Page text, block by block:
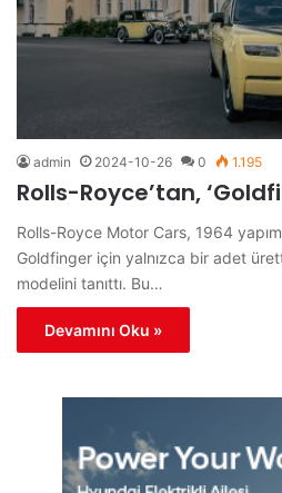
admin 2024-10-26 0 1.195
Rolls-Royce’tan,
Rolls-Royce Motor Cars, 1964
Goldfinger için yalnızca bir adet
modelini tanıttı. Bu…
Devamını Oku »